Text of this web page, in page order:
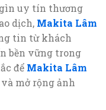
uy tín thương
dịch, Makita Lâm
tin từ khách
bền vững trong
để Makita Lâm
mở rộng ảnh